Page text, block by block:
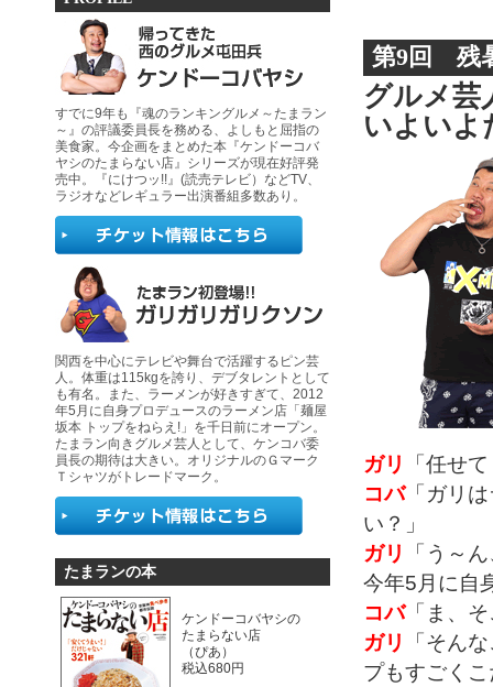
すでに9年も『魂のランキングルメ～たまラン
～』の評議委員長を務める、よしもと屈指の
美食家。今企画をまとめた本『ケンドーコバ
ヤシのたまらない店』シリーズが現在好評発
売中。『にけつッ!!』(読売テレビ）などTV、
ラジオなどレギュラー出演番組多数あり。
関西を中心にテレビや舞台で活躍するピン芸
人。体重は115kgを誇り、デブタレントとして
も有名。また、ラーメンが好きすぎて、2012
年5月に自身プロデュースのラーメン店「麺屋
坂本 トップをねらえ!」を千日前にオープン。
たまラン向きグルメ芸人として、ケンコバ委
員長の期待は大きい。オリジナルのＧマーク
Ｔシャツがトレードマーク。
たまランの本
ケンドーコバヤシの
たまらない店
（ぴあ）
税込680円
第9回 残
グルメ芸
いよいよ
ガリ
「任せ
コバ「ガリ
い？」
ガリ
「う～
今年5月に自
コバ「ま、
ガリ
「そん
プもすごく